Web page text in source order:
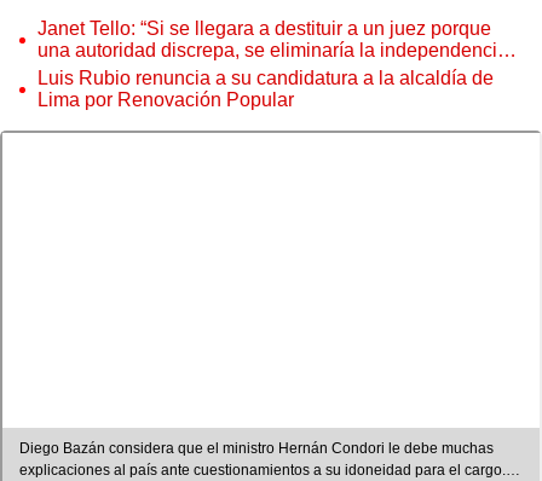
Janet Tello: “Si se llegara a destituir a un juez porque
una autoridad discrepa, se eliminaría la independencia
judicial”
Luis Rubio renuncia a su candidatura a la alcaldía de
Lima por Renovación Popular
Diego Bazán considera que el ministro Hernán Condori le debe muchas
explicaciones al país ante cuestionamientos a su idoneidad para el cargo.